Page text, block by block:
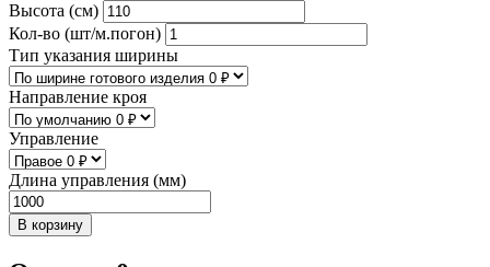
Высота (см)
Кол-во (шт/м.погон)
Тип указания ширины
Направление кроя
Управление
Длина управления (мм)
В корзину